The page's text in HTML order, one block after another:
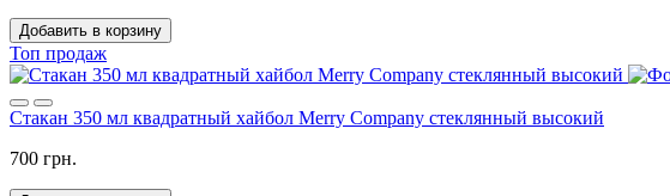
Добавить в корзину
Топ продаж
Стакан 350 мл квадратный хайбол Merry Company стеклянный высокий
700 грн.